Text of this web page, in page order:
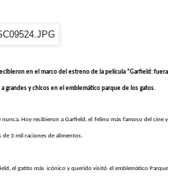
en el marco del estreno de la película “Garfield: fuera
grandes y chicos en el emblemático parque de los gatos.
Hoy recibieron a Garfield, el felino más famoso del cine y
de 3 mil raciones de alimentos.
el gatito más icónico y querido visitó el emblemático Parque